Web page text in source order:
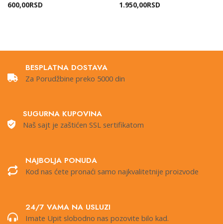
600,00RSD 1.950,00RSD
BESPLATNA DOSTAVA
Za Porudžbine preko 5000 din
SUGURNA KUPOVINA
Naš sajt je zaštićen SSL sertifikatom
NAJBOLJA PONUDA
Kod nas ćete pronaći samo najkvalitetnije proizvode
24/7 VAMA NA USLUZI
Imate Upit slobodno nas pozovite bilo kad.